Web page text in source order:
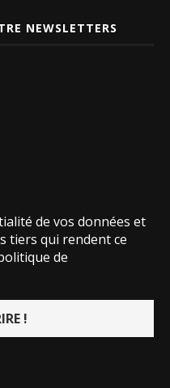
NEWSLETTERS
de vos données et
tiers qui rendent ce
de